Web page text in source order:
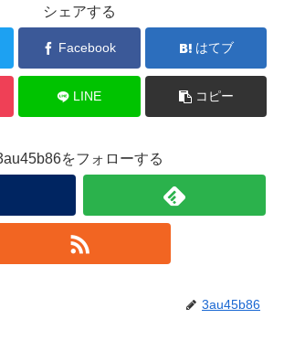
シェアする
Facebook はてブ
LINE コピー
をフォローする
3au45b86